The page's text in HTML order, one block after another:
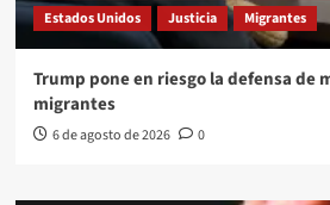
Estados Unidos
Justicia Migrantes
Trump pone en riesgo la defensa de
migrantes
6 de agosto de 2026 0